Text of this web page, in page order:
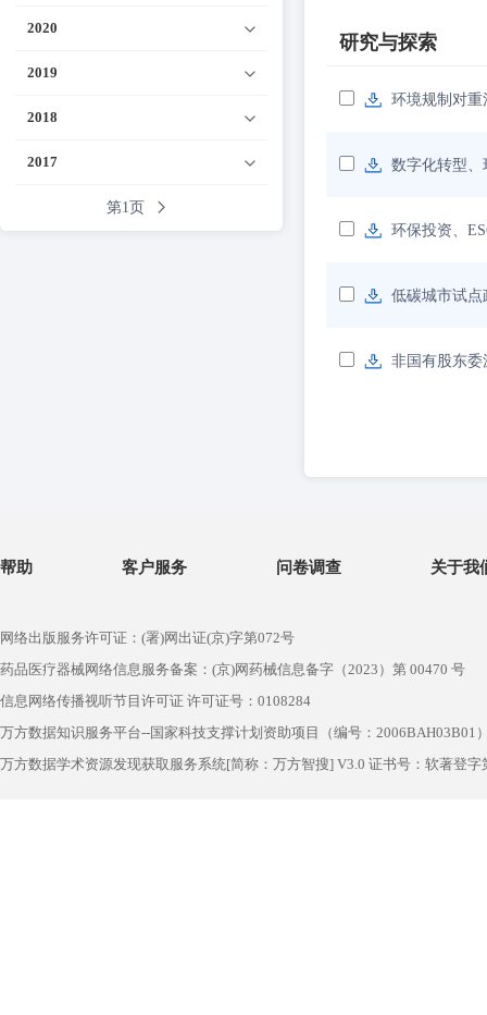
2020
2019
2018
2017
第1页
研究与探索
环境规制对
数字化转型、
环保投资、
低碳城市试
非国有股东
帮助 客户服务 问卷调查 关于我
网络出版服务许可证：(署)网出证(京)字第072号
药品医疗器械网络信息服务备案：(京)网药械信息备字（2023）第 00470 号
信息网络传播视听节目许可证 许可证号：0108284
万方数据知识服务平台--国家科技支撑计划资助项目（编号：2006BAH03B01
万方数据学术资源发现获取服务系统[简称：万方智搜] V3.0 证书号：软著登字